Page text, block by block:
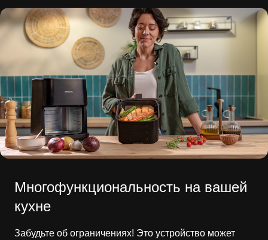
Многофункциональность на вашей
кухне
Забудьте об ограничениях! Это устройство может